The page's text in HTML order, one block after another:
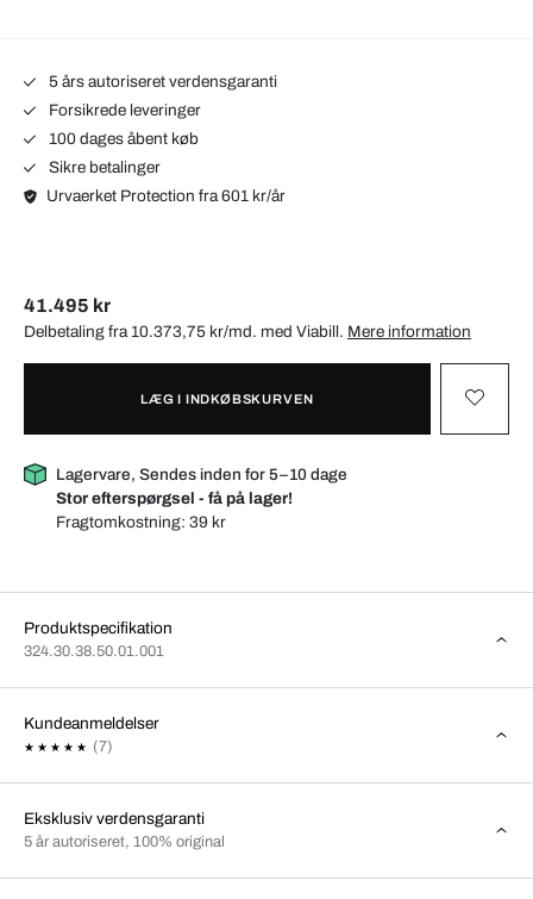
5 års autoriseret verdensgaranti
Forsikrede leveringer
100 dages åbent køb
Sikre betalinger
Urvaerket Protection fra 601 kr/år
41.495 kr
Delbetaling fra 10.373,75 kr/md. med Viabill. Mere information
LÆG I INDKØBSKURVEN
Lagervare, Sendes inden for 5–10 dage
Stor efterspørgsel - få på lager!
Fragtomkostning:39 kr
Produktspecifikation
324.30.38.50.01.001
Kundeanmeldelser
(7)
Eksklusiv verdensgaranti
5 år autoriseret, 100% original